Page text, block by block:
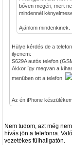
bőven megéri, mert
mindennél
Ajánlom mindenkinek.
Hülye kérdés de a
ilyenem:
S629A autós telefon
Akkor így megvan a
menüben ott a telefon.
Az én iPhone
Nem tudom, azt még
hívás jön a telefonra.
vezetékes fülhallgatón.